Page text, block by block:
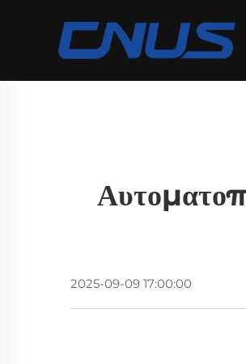
2025-09-09 17:00:00